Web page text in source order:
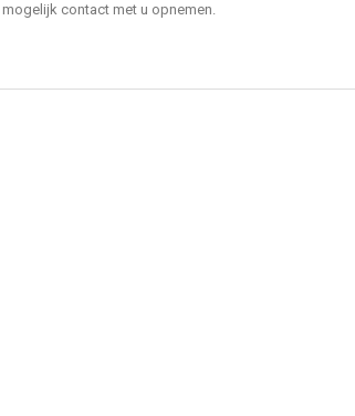
contact met u opnemen.